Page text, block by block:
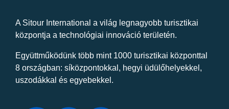
A Sitour International a világ legnagyobb turisztikai
központja a technológiai innováció területén.
Együttműködünk több mint 1000 turisztikai központtal
8 országban: síközpontokkal, hegyi üdülőhelyekkel,
uszodákkal és egyebekkel.